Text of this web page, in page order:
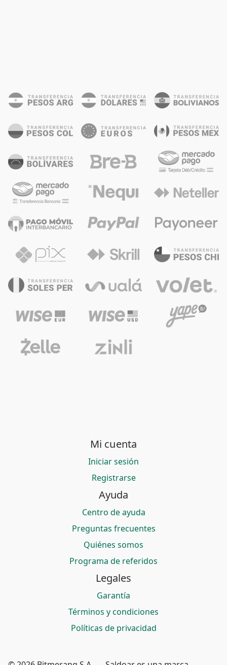
Mi cuenta
Iniciar sesión
Registrarse
Ayuda
Centro de ayuda
Preguntas frecuentes
Quiénes somos
Programa de referidos
Legales
Garantía
Términos y condiciones
Políticas de privacidad